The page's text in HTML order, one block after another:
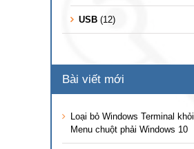
USB (12)
Bài viết mới
Loại bỏ Windows Terminal khỏi
Menu chuột phải Windows 10